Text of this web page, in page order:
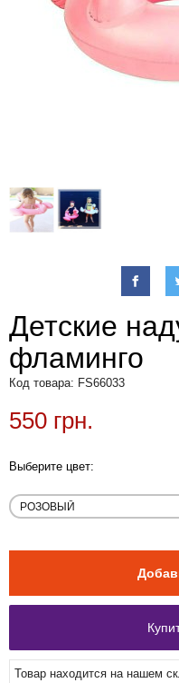
Детские
фламинго
Код товара: FS66033
550 грн.
Выберите цвет:
Товар находится на нашем